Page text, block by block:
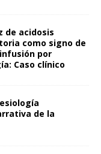
de acidosis
como signo de
por
Caso clínico
de la